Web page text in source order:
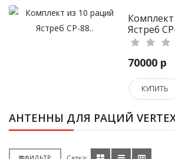
Ястреб
70000 р
КУПИТЬ
АНТЕННЫ ДЛЯ РАЦИЙ